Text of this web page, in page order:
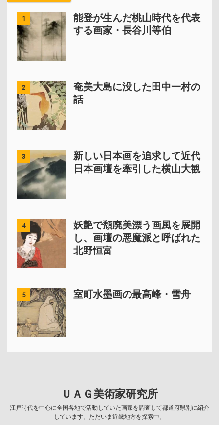
1
能登が生んだ桃山時代を代表
する画家・長谷川等伯
2
奄美大島に没した田中一村の
話
3
新しい日本画を追求して近代
日本画壇を牽引した横山大観
4
妖艶で頽廃美漂う画風を展開
し、画壇の悪魔派と呼ばれた
北野恒富
5 室町水墨画の最高峰・雪舟
ＵＡＧ美術家研究所
江戸時代を中心に全国各地で活動していた画家を調査して都道府県別に紹介
しています。ただいま近畿地方を探索中。